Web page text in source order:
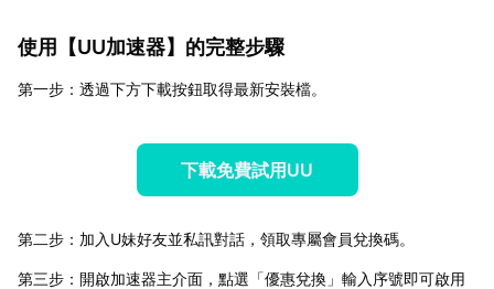
使用【UU加速器】的完整步驟
第一步：透過下方下載按鈕取得最新安裝檔。
下載免費試用UU
第二步：加入U妹好友並私訊對話，領取專屬會員兌換碼。
第三步：開啟加速器主介面，點選「優惠兌換」輸入序號即可啟用